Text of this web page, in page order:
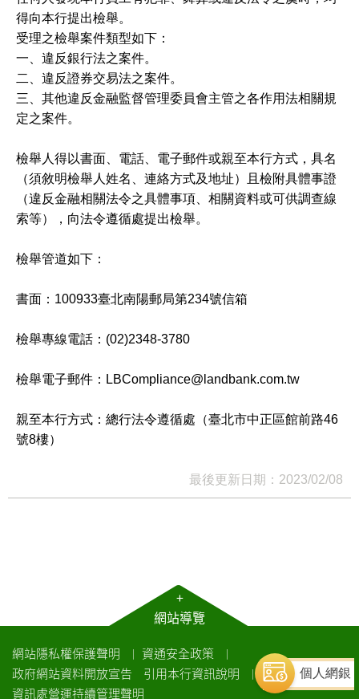
得向本行提出檢舉。
受理之檢舉案件類型如下：
一、違反銀行法之案件。
二、違反證券交易法之案件。
三、其他違反金融監督管理委員會主管之各作用法相關規
定之案件。
檢舉人得以書面、電話、電子郵件或親至本行方式，具名
（須敘明檢舉人姓名、連絡方式及地址）且檢附具體事證
（違反金融相關法令之具體事項、相關資料或可供調查線
索等），向法令遵循處提出檢舉。
檢舉管道如下：
書面： 100933臺北南陽郵局第234號信箱
檢舉專線電話： (02)2348-3780
檢舉電子郵件： LBCompliance@landbank.com.tw
親至本行方式：總行法令遵循處（臺北市中正區館前路46
號8樓）
最後更新日期：2023/02/08
+
網站導覽
網站隱私權保護聲明 ｜ 資通安全政策 ｜
政府網站資料開放宣告 引用本行資訊說明 ｜
資訊處營運持續管理聲明
個人網銀